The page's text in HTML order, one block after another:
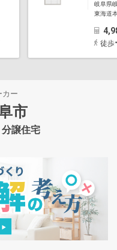
岐阜県
東海道
徒歩
カー
市
譲住宅